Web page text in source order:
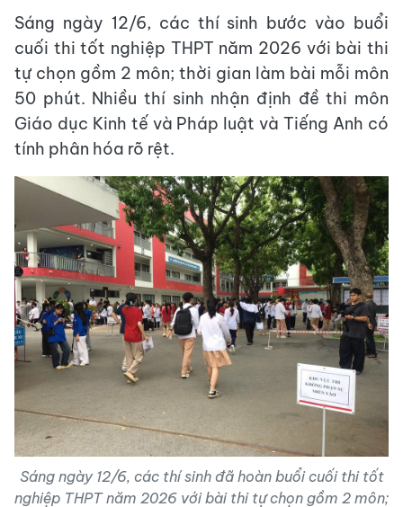
Sáng ngày 12/6, các thí sinh bước vào buổi
cuối thi tốt nghiệp THPT năm 2026 với bài thi
tự chọn gồm 2 môn; thời gian làm bài mỗi môn
50 phút. Nhiều thí sinh nhận định đề thi môn
Giáo dục Kinh tế và Pháp luật và Tiếng Anh có
tính phân hóa rõ rệt.
Sáng ngày 12/6, các thí sinh đã hoàn buổi cuối thi tốt
nghiệp THPT năm 2026 với bài thi tự chọn gồm 2 môn;